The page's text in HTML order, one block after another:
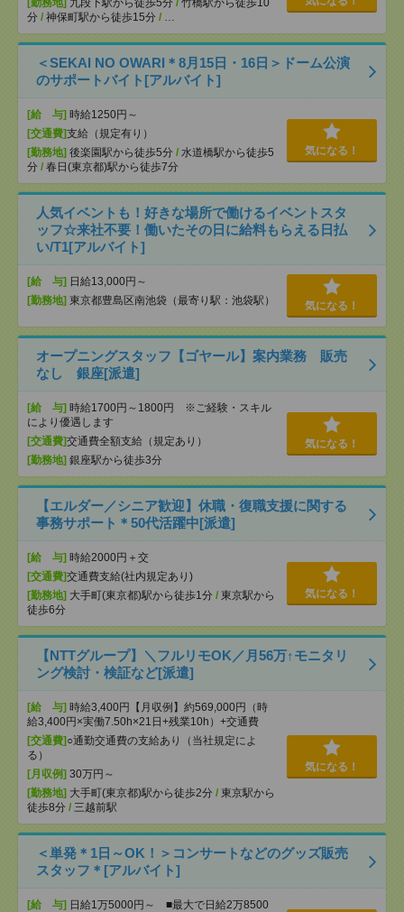
[勤務地] 九段下駅から徒歩5分 / 竹橋駅から徒歩10
分 / 神保町駅から徒歩15分 / …
＜SEKAI NO OWARI＊8月15日・16日＞ドーム公演
のサポートバイト[アルバイト]
[給 与] 時給1250円～
[交通費]支給（規定有り）
[勤務地] 後楽園駅から徒歩5分 / 水道橋駅から徒歩5
分 / 春日(東京都)駅から徒歩7分
気になる！
人気イベントも！好きな場所で働けるイベントスタ
ッフ☆来社不要！働いたその日に給料もらえる日払
い/T1[アルバイト]
[給 与] 日給13,000円～
[勤務地] 東京都豊島区南池袋（最寄り駅：池袋駅） 気になる！
オープニングスタッフ【ゴヤール】案内業務 販売
なし 銀座[派遣]
[給 与] 時給1700円～1800円 ※ご経験・スキル
により優遇します
[交通費]交通費全額支給（規定あり）
[勤務地] 銀座駅から徒歩3分
気になる！
【エルダー／シニア歓迎】休職・復職支援に関する
事務サポート＊50代活躍中[派遣]
[給 与] 時給2000円＋交
[交通費]交通費支給(社内規定あり)
[勤務地] 大手町(東京都)駅から徒歩1分 / 東京駅から
徒歩6分
気になる！
【NTTグループ】＼フルリモOK／月56万↑モニタリ
ング検討・検証など[派遣]
[給 与] 時給3,400円【月収例】約569,000円（時
給3,400円×実働7.50h×21日+残業10h）+交通費
[交通費] ○通勤交通費の支給あり（当社規定によ
る）
[月収例] 30万円～
[勤務地] 大手町(東京都)駅から徒歩2分 / 東京駅から
徒歩8分 / 三越前駅
気になる！
＜単発＊1日～OK！＞コンサートなどのグッズ販売
スタッフ＊[アルバイト]
[給 与] 日給1万5000円～ ■最大で日給2万8500